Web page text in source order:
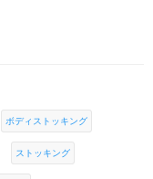
ボディストッキング
ストッキング